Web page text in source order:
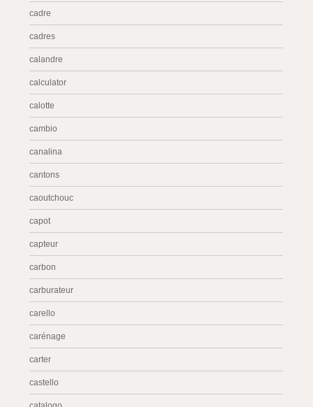
cadre
cadres
calandre
calculator
calotte
cambio
canalina
cantons
caoutchouc
capot
capteur
carbon
carburateur
carello
carénage
carter
castello